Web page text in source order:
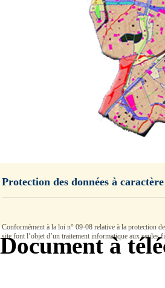
Protection des données à
Conformément à la loi n° 09-08 relative à la protection
site font l’objet d’un traitement informatique aux seules
Document à